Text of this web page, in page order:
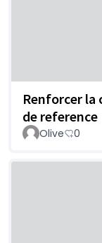
Renforcer la
de reference
Olive 0